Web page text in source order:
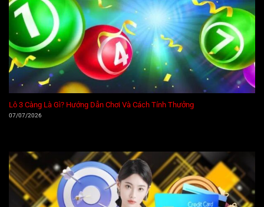
Lô 3 Càng Là Gì? Hướng Dẫn Chơi Và Cách Tính Thưởng
07/07/2026